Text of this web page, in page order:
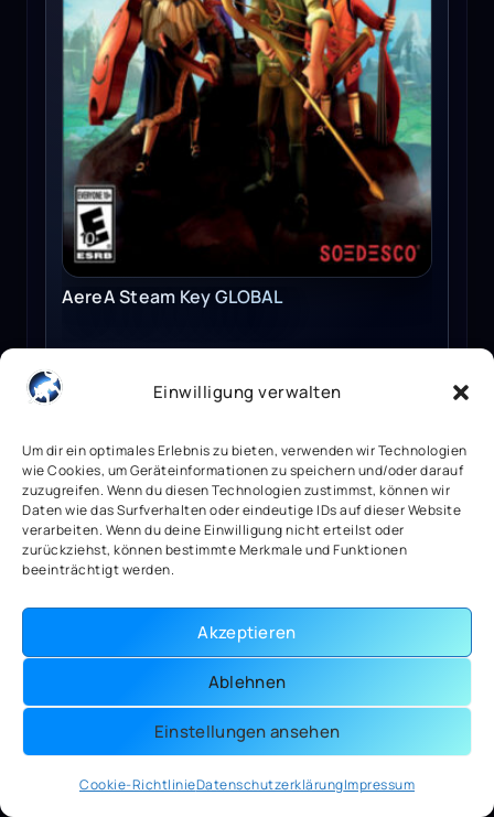
Einwilligung verwalten
Um dir ein optimales Erlebnis zu bieten, verwenden wir Technologien
wie Cookies, um Geräteinformationen zu speichern und/oder darauf
zuzugreifen. Wenn du diesen Technologien zustimmst, können wir
Daten wie das Surfverhalten oder eindeutige IDs auf dieser Website
verarbeiten. Wenn du deine Einwilligung nicht erteilst oder
zurückziehst, können bestimmte Merkmale und Funktionen
beeinträchtigt werden.
Akzeptieren
Ablehnen
Einstellungen ansehen
Cookie-RichtlinieDatenschutzerklärungImpressum
AereA Steam Key GLOBAL
3 vorrätig
Mehr anzeigen